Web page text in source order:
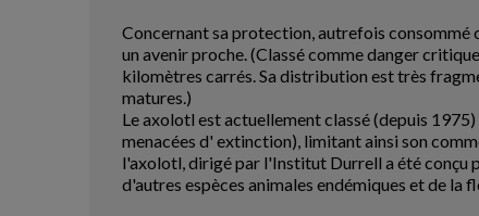
Concernant sa protection, autrefois consommé
un avenir proche. (Classé comme danger
kilomètres carrés. Sa distribution est très
matures.)
Le axolotl est actuellement classé (depuis
menacées d' extinction), limitant ainsi son
l'axolotl, dirigé par l'Institut Durrell a été conçu
d'autres espèces animales endémiques et de